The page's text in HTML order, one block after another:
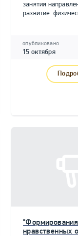
занятия
развитие
опубликовано
15 октября
нравственных